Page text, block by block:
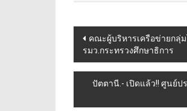
Post
navigation
คณะผู้บริหาร​เครือข่ายกลุ่ม
รมว.กระทรวงศึกษาธิการ​
ปัตตานี.- เปิดแล้ว!! ศูนย์